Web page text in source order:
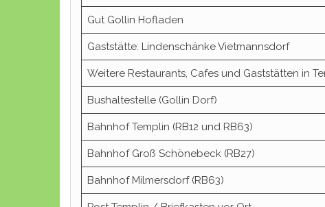
Gut Gollin Hofladen
Gaststätte: Lindenschänke Vietmannsdorf
Weitere Restaurants, Cafes und Gaststätten in
Bushaltestelle (Gollin Dorf)
Bahnhof Templin (RB12 und RB63)
Bahnhof Groß Schönebeck (RB27)
Bahnhof Milmersdorf (RB63)